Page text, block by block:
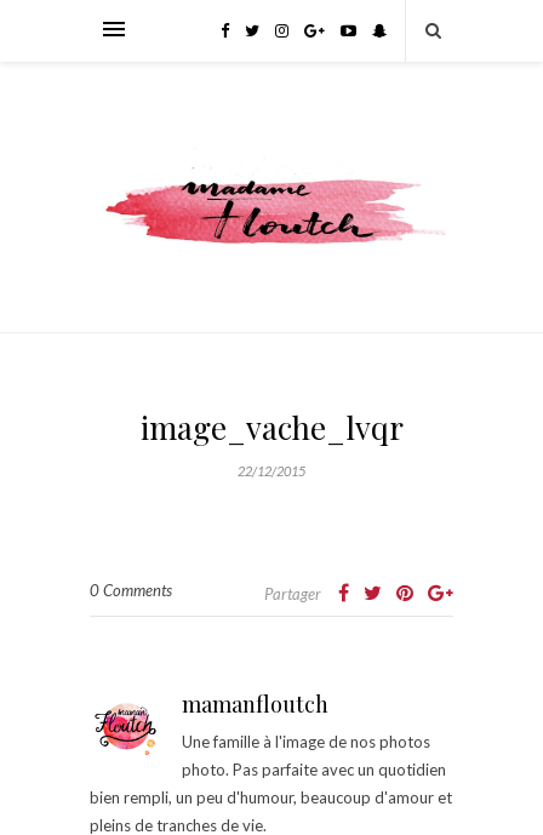
image_vache_lvqr
22/12/2015
0 Comments Partager
mamanfloutch
Une famille à l'image de nos photos
photo. Pas parfaite avec un quotidien
bien rempli, un peu d'humour, beaucoup d'amour et
pleins de tranches de vie.